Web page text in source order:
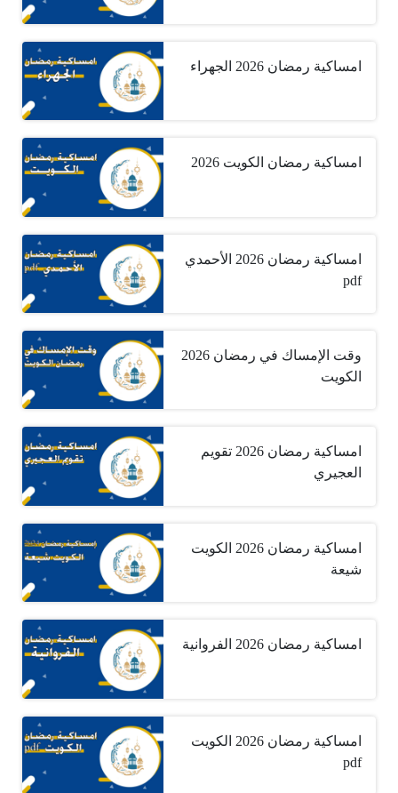
امساكية رمضان 2026 الجهراء
امساكية رمضان الكويت 2026
امساكية رمضان 2026 الأحمدي
pdf
وقت الإمساك في رمضان 2026
الكويت
امساكية رمضان 2026 تقويم
العجيري
امساكية رمضان 2026 الكويت
شيعة
امساكية رمضان 2026 الفروانية
امساكية رمضان 2026 الكويت
pdf